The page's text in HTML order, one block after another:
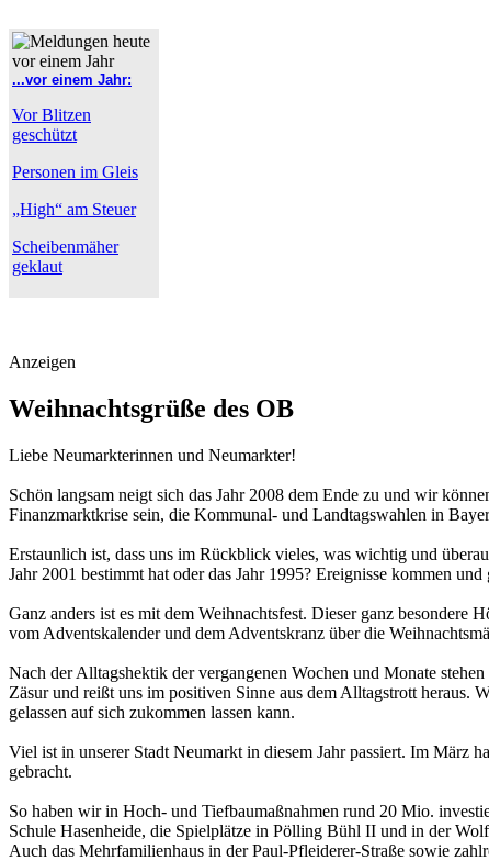
...vor einem Jahr:
Vor Blitzen
geschützt
Personen im Gleis
„High“ am Steuer
Scheibenmäher
geklaut
Anzeigen
Weihnachtsgrüße des OB
Liebe Neumarkterinnen und Neumarkter!
Schön langsam neigt sich das Jahr 2008 dem Ende zu und wir
Finanzmarktkrise sein, die Kommunal- und Landtagswahlen in
Erstaunlich ist, dass uns im Rückblick vieles, was wichtig und
Jahr 2001 bestimmt hat oder das Jahr 1995? Ereignisse kommen
Ganz anders ist es mit dem Weihnachtsfest. Dieser ganz besondere
vom Adventskalender und dem Adventskranz über die
Nach der Alltagshektik der vergangenen Wochen und Monate
Zäsur und reißt uns im positiven Sinne aus dem Alltagstrott heraus.
gelassen auf sich zukommen lassen kann.
Viel ist in unserer Stadt Neumarkt in diesem Jahr passiert. Im März
gebracht.
So haben wir in Hoch- und Tiefbaumaßnahmen rund 20 Mio.
Schule Hasenheide, die Spielplätze in Pölling Bühl II und in der
Auch das Mehrfamilienhaus in der Paul-Pfleiderer-Straße sowie